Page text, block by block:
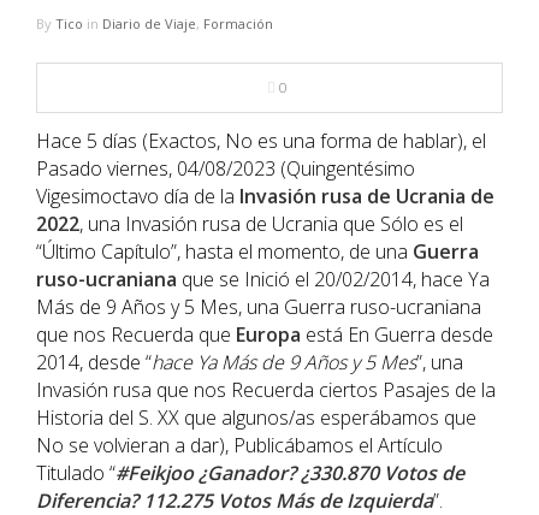
By Tico in Diario de Viaje, Formación
0
Hace 5 días (Exactos, No es una forma de hablar), el
Pasado viernes, 04/08/2023 (Quingentésimo
Vigesimoctavo día de la Invasión rusa de Ucrania de
2022, una Invasión rusa de Ucrania que Sólo es el
“Último Capítulo”, hasta el momento, de una Guerra
ruso-ucraniana que se Inició el 20/02/2014, hace Ya
Más de 9 Años y 5 Mes, una Guerra ruso-ucraniana
que nos Recuerda que Europa está En Guerra desde
2014, desde “hace Ya Más de 9 Años y 5 Mes”, una
Invasión rusa que nos Recuerda ciertos Pasajes de la
Historia del S. XX que algunos/as esperábamos que
No se volvieran a dar), Publicábamos el Artículo
Titulado “#Feikjoo ¿Ganador? ¿330.870 Votos de
Diferencia? 112.275 Votos Más de Izquierda”.